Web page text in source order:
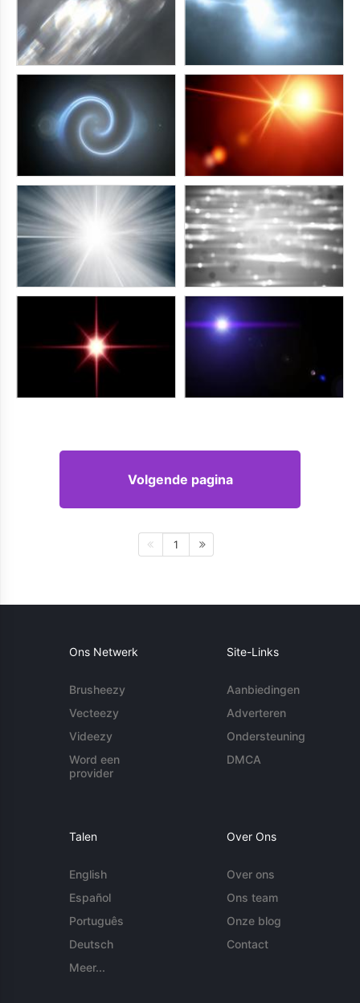
Volgende pagina
1
Ons Netwerk
Brusheezy
Vecteezy
Videezy
Word een
provider
Site-Links
Aanbiedingen
Adverteren
Ondersteuning
DMCA
Talen
English
Español
Português
Deutsch
Meer...
Over Ons
Over ons
Ons team
Onze blog
Contact